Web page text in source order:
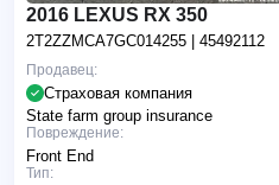
2016 LEXUS RX 350
2T2ZZMCA7GC014255 | 45492112
Продавец:
Страховая компания
State farm group insurance
Повреждение:
Front End
Тип: